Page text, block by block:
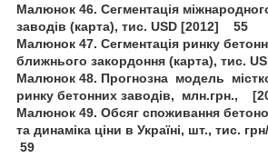
Малюнок 46. Сегментація
заводів (карта), тис. USD [2012] 55
Малюнок 47. Сегментація ринку
ближнього закордоння (карта), тис.
Малюнок 48. Прогнозна модель
ринку бетонних заводів, млн.грн.,
Малюнок 49. Обсяг споживання
та динаміка ціни в Україні, шт., тис.
59